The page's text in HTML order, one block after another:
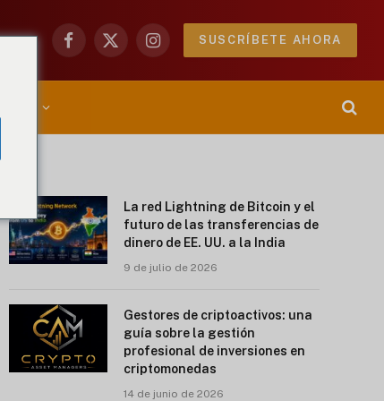
Facebook
X
Instagram
SUSCRÍBETE AHORA
La red Lightning de Bitcoin y el
futuro de las transferencias de
dinero de EE. UU. a la India
9 de julio de 2026
Gestores de criptoactivos: una
guía sobre la gestión
profesional de inversiones en
criptomonedas
14 de junio de 2026